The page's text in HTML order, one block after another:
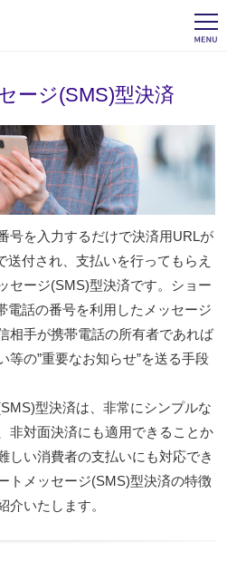
ージ(SMS)型決済
号を入力するだけで決済用URLが
付され、支払いを行ってもらえ
セージ(SMS)型決済です。ショー
電話の番号を利用したメッセージ
相手が携帯電話の所有者であれば
等の”重要なお知らせ”を送る手段
型決済は、非常にシンプルな
非対面決済にも適用できることか
しい消費者の支払いにも対応でき
トメッセージ(SMS)型決済の特徴
介いたします。